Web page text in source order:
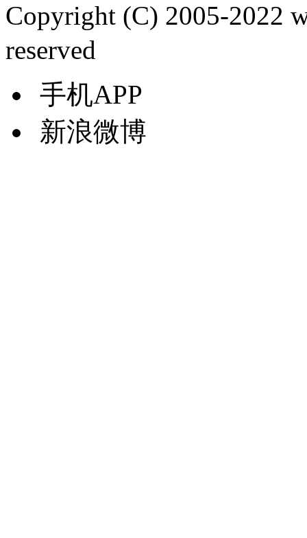
Copyright (C) 2005-2022
reserved
手机APP
新浪微博